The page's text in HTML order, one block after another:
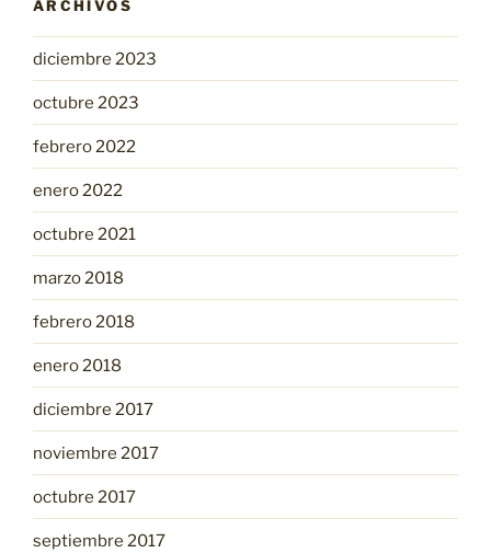
ARCHIVOS
diciembre 2023
octubre 2023
febrero 2022
enero 2022
octubre 2021
marzo 2018
febrero 2018
enero 2018
diciembre 2017
noviembre 2017
octubre 2017
septiembre 2017